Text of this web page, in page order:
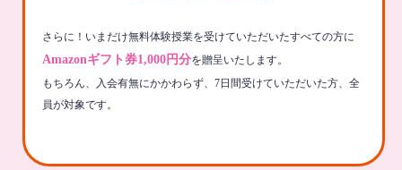
さらに！いまだけ無料体験授業を受けていただいたすべての方に
Amazonギフト券1,000円分を贈呈いたします。
もちろん、入会有無にかかわらず、7日間受けていただいた方、全
員が対象です。